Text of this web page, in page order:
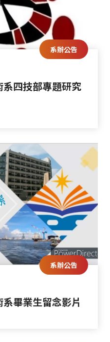
系辦公告
四技部專題研究
系辦公告
畢業生留念影片